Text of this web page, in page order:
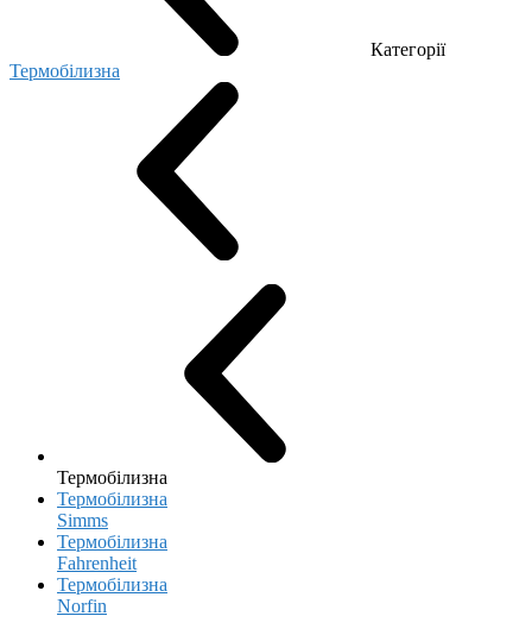
Категорії
Термобілизна
Термобілизна
Термобілизна
Simms
Термобілизна
Fahrenheit
Термобілизна
Norfin